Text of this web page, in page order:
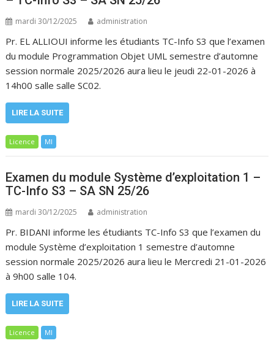
mardi 30/12/2025 administration
Pr. EL ALLIOUI informe les étudiants TC-Info S3 que l’examen
du module Programmation Objet UML semestre d’automne
session normale 2025/2026 aura lieu le jeudi 22-01-2026 à
14h00 salle salle SC02.
LIRE LA SUITE
Licence MI
Examen du module Système d’exploitation 1 –
TC-Info S3 – SA SN 25/26
mardi 30/12/2025 administration
Pr. BIDANI informe les étudiants TC-Info S3 que l’examen du
module Système d’exploitation 1 semestre d’automne
session normale 2025/2026 aura lieu le Mercredi 21-01-2026
à 9h00 salle 104.
LIRE LA SUITE
Licence MI